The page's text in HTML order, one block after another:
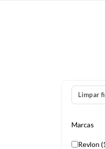
Limpar
Marcas
Revlon